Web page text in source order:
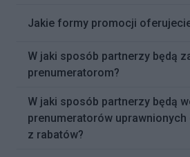
Jakie formy promocji
W jaki sposób partnerzy będą
prenumeratorom?
W jaki sposób partnerzy będą
prenumeratorów
z rabatów?